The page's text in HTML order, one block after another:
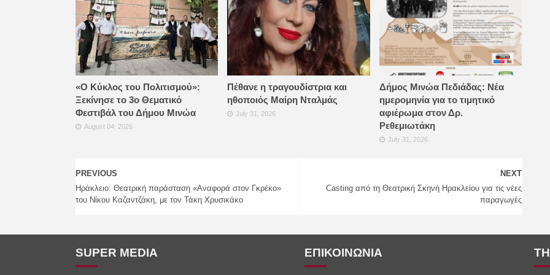
«Ο Κύκλος του Πολιτισμού»:
Ξεκίνησε το 3ο Θεματικό
Φεστιβάλ του Δήμου Μινώα
August 04, 2026
Πέθανε η τραγουδίστρια και
ηθοποιός Μαίρη Νταλμάς
July 31, 2026
Δήμος Μινώα Πεδιάδας: Νέα
ημερομηνία για το τιμητικό
αφιέρωμα στον Δρ.
Ρεθεμιωτάκη
July 31, 2026
NEXT
Casting από τη Θεατρική Σκηνή Ηρακλείου για τις νέες
παραγωγές
PREVIOUS
Ηράκλειο: Θεατρική παράσταση «Αναφορά στον Γκρέκο»
του Νίκου Καζαντζάκη, με τον Τάκη Χρυσικάκο
SUPER MEDIA ΕΠΙΚΟΙΝΩΝΙΑ